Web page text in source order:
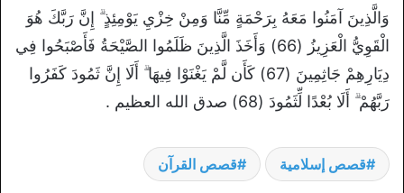
وَالَّذِينَ آمَنُوا مَعَهُ بِرَحْمَةٍ مِّنَّا وَمِنْ خِزْيِ يَوْمِئِذٍ ۗ إِنَّ رَبَّكَ هُوَ
الْقَوِيُّ الْعَزِيزُ (66) وَأَخَذَ الَّذِينَ ظَلَمُوا الصَّيْحَةُ فَأَصْبَحُوا فِي
دِيَارِهِمْ جَاثِمِينَ (67) كَأَن لَّمْ يَغْنَوْا فِيهَا ۗ أَلَا إِنَّ ثَمُودَ كَفَرُوا
رَبَّهُمْ ۗ أَلَا بُعْدًا لِّثَمُودَ (68) صدق الله العظيم .
قصص إسلامية قصص القرآن